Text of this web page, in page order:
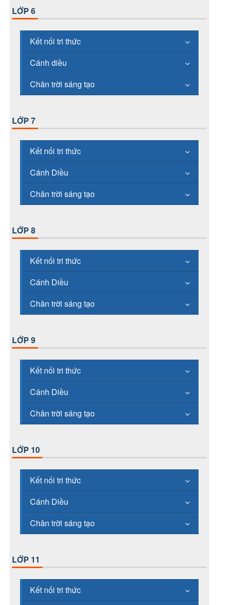
LỚP 6
Kết nối tri thức
Cánh diều
Chân trời sáng tạo
LỚP 7
Kết nối tri thức
Cánh Diều
Chân trời sáng tạo
LỚP 8
Kết nối tri thức
Cánh Diều
Chân trời sáng tạo
LỚP 9
Kết nối tri thức
Cánh Diều
Chân trời sáng tạo
LỚP 10
Kết nối tri thức
Cánh Diều
Chân trời sáng tạo
LỚP 11
Kết nối tri thức